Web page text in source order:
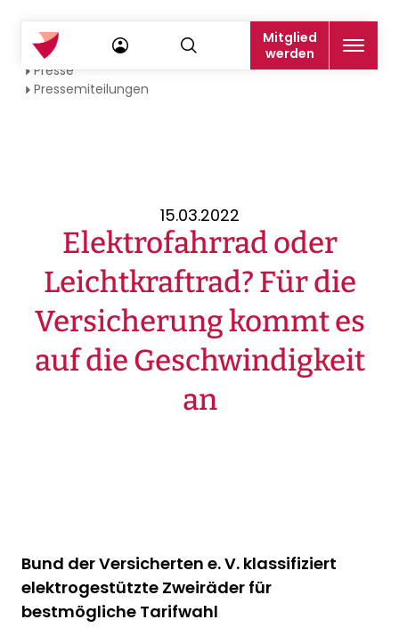
Mitglied
werden
Startseite
Presse
Pressemiteilungen
15.03.2022
Elektrofahrrad oder
Leichtkraftrad? Für die
Versicherung kommt es
auf die Geschwindigkeit
an
Bund der Versicherten e. V. klassifiziert
elektrogestützte Zweiräder für
bestmögliche Tarifwahl